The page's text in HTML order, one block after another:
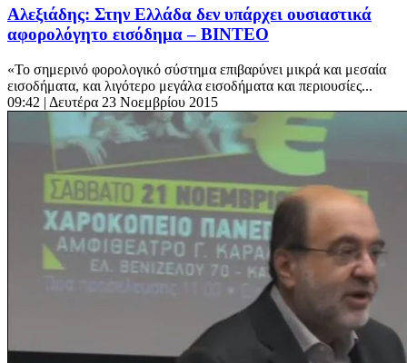
Αλεξιάδης: Στην Ελλάδα δεν υπάρχει ουσιαστικά
αφορολόγητο εισόδημα – ΒΙΝΤΕΟ
«Το σημερινό φορολογικό σύστημα επιβαρύνει μικρά και μεσαία
εισοδήματα, και λιγότερο μεγάλα εισοδήματα και περιουσίες...
09:42 | Δευτέρα 23 Νοεμβρίου 2015